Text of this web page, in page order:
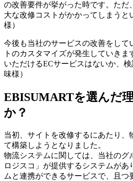
の改善要件が挙がった時です。ただ
大な改修コストがかかってしまうと
様）
今後も当社のサービスの改善をして
トのカスタマイズが発生していき
いただけるECサービスはないか、
味様）
EBISUMARTを選んだ
か？
当初、サイトを改修するにあたり、
て構築しようとなりました。
物流システムに関しては、当社のグ
ロジスコ」が提供するシステムがあ
ムと連携ができるサービスで、且つ